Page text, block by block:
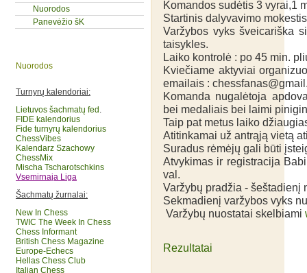
Nuorodos
Panevėžio šK
Nuorodos
Turnyrų kalendoriai:
Lietuvos šachmatų fed .
FIDE kalendorius
Fide turnyrų kalendorius
ChessVibes
Kalendarz Szachowy
ChessMix
Mischa Tscharotschkins
Vsemirnaja Liga
Šachmatų žurnalai:
New In Chess
TWIC The Week In Chess
Chess Informant
British Chess Magazine
Europe-Echecs
Hellas Chess Club
Italian Chess
Komandos sudėtis 3 vyrai,1
Startinis dalyvavimo
Varžybos vyks šveicariška
taisykles.
Laiko kontrolė : po 45 min.
Kviečiame aktyviai
emailais :
Komanda nugalėtoja
bei medaliais bei laimi
Taip pat metus laiko
Atitinkamai už antrąją vietą
Suradus rėmėjų gali būti
Atvykimas ir registracija
val.
Varžybų pradžia - šeštadienį
Sekmadienį varžybos vyks
Varžybų nuostatai skelbiami
Rezultatai